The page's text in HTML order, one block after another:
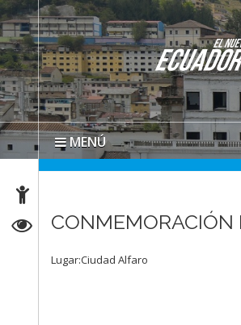
MENÚ
CONMEMORACIÓN
Lugar:Ciudad Alfaro